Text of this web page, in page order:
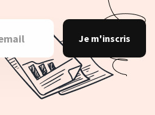
Je m'inscris